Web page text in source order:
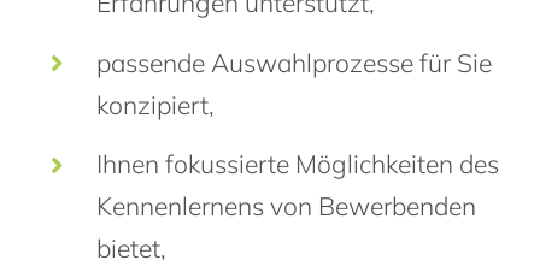
passende Auswahlprozesse für Sie
konzipiert,
Ihnen fokussierte Möglichkeiten des
Kennenlernens von Bewerbenden
bietet,